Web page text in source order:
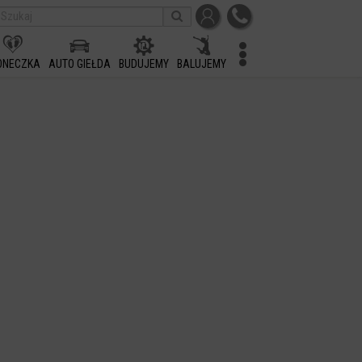
AUTO GIEŁDA BUDUJEMY BALUJEMY